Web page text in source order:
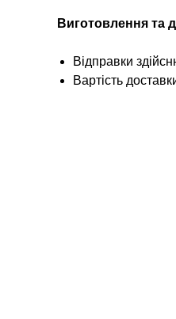
Виготовлення та
Відправки
Вартість